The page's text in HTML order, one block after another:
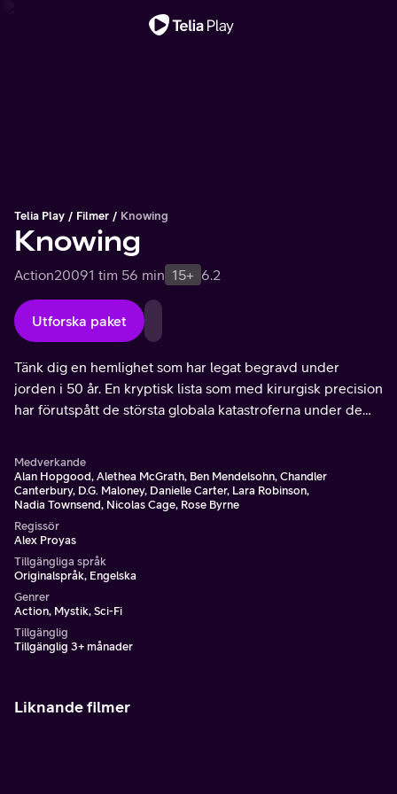
Telia Play Filmer Knowing
Knowing
Action20091 tim 56 min 15+ 6.2
Utforska paket
Tänk dig en hemlighet som har legat begravd under
jorden i 50 år. En kryptisk lista som med kirurgisk precision
har förutspått de största globala katastroferna under de
Medverkande
Alan Hopgood, Alethea McGrath, Ben Mendelsohn, Chandler
Canterbury, D.G. Maloney, Danielle Carter, Lara Robinson,
Nadia Townsend, Nicolas Cage, Rose Byrne
Regissör
Alex Proyas
Tillgängliga språk
Originalspråk, Engelska
Genrer
Action, Mystik, Sci-Fi
Tillgänglig
Tillgänglig 3+ månader
Liknande filmer